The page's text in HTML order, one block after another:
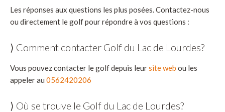
Les réponses aux questions les plus posées. Contactez-nous
ou directement le golf pour répondre à vos questions :
⟩ Comment contacter Golf du Lac de Lourdes?
Vous pouvez contacter le golf depuis leursite web ou les
appeler au 0562420206
⟩ Où se trouve le Golf du Lac de Lourdes?